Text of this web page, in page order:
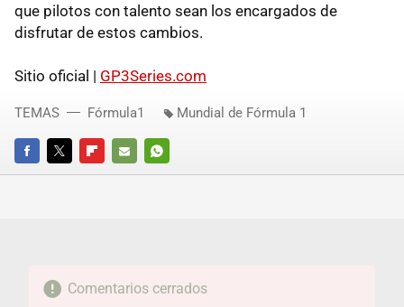
que pilotos con talento sean los encargados de
disfrutar de estos cambios.
Sitio oficial | GP3Series.com
FACEBOOKTWITTERFLIPBOARD
E-
WHATSAPP
TEMAS Fórmula1 Mundial de Fórmula 1
Comentarios cerrados